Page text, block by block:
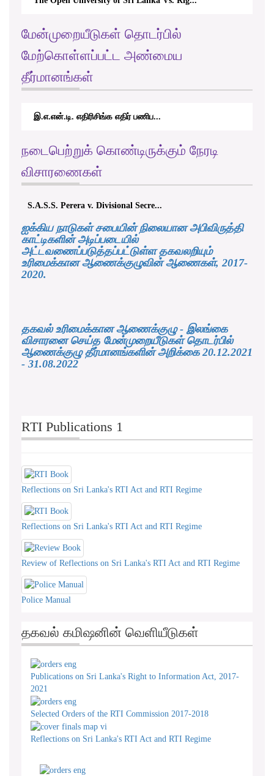
மேன்முறையீடுகள் தொடர்பில்
மேற்கொள்ளப்பட்ட அண்மைய
தீர்மானங்கள்
இ.எ.என்.டி. எதிரிசிங்க எதிர் பணிப...
நடைபெற்றுக் கொண்டிருக்கும் நேரடி
விசாரணைகள்
S.A.S.S. Perera v. Divisional Secre...
ஐக்கிய நாடுகள் சபையின் நிலையான அபிவிருத்தி
காட்டிகளின் அடிப்படையில்
அட்டவணைப்படுத்தப்பட்டுள்ள தகவலறியும்
உரிமைக்கான ஆணைக்குழுவின் ஆணைகள், 2017-
2020.
தகவல் உரிமைக்கான ஆணைக்குழு - இலங்கை
விசாரனை செய்த மேன்முறையீடுகள் தொடர்பில்
ஆணைக்குழு தீர்மானங்களின் அறிக்கை 20.12.2021
- 31.08.2022
RTI Publications 1
Reflections on Sri Lanka's RTI Act and RTI Regime
Reflections on Sri Lanka's RTI Act and RTI Regime
Review of Reflections on Sri Lanka's RTI Act and RTI Regime
Police Manual
தகவல் கமிஷனின் வெளியீடுகள்
Publications on Sri Lanka's Right to Information Act, 2017-
2021
Selected Orders of the RTI Commission 2017-2018
Reflections on Sri Lanka's RTI Act and RTI Regime